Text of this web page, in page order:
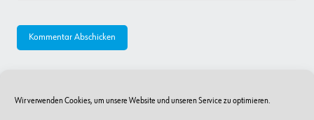
Wir verwenden Cookies, um unsere Website und unseren Service zu optimieren.